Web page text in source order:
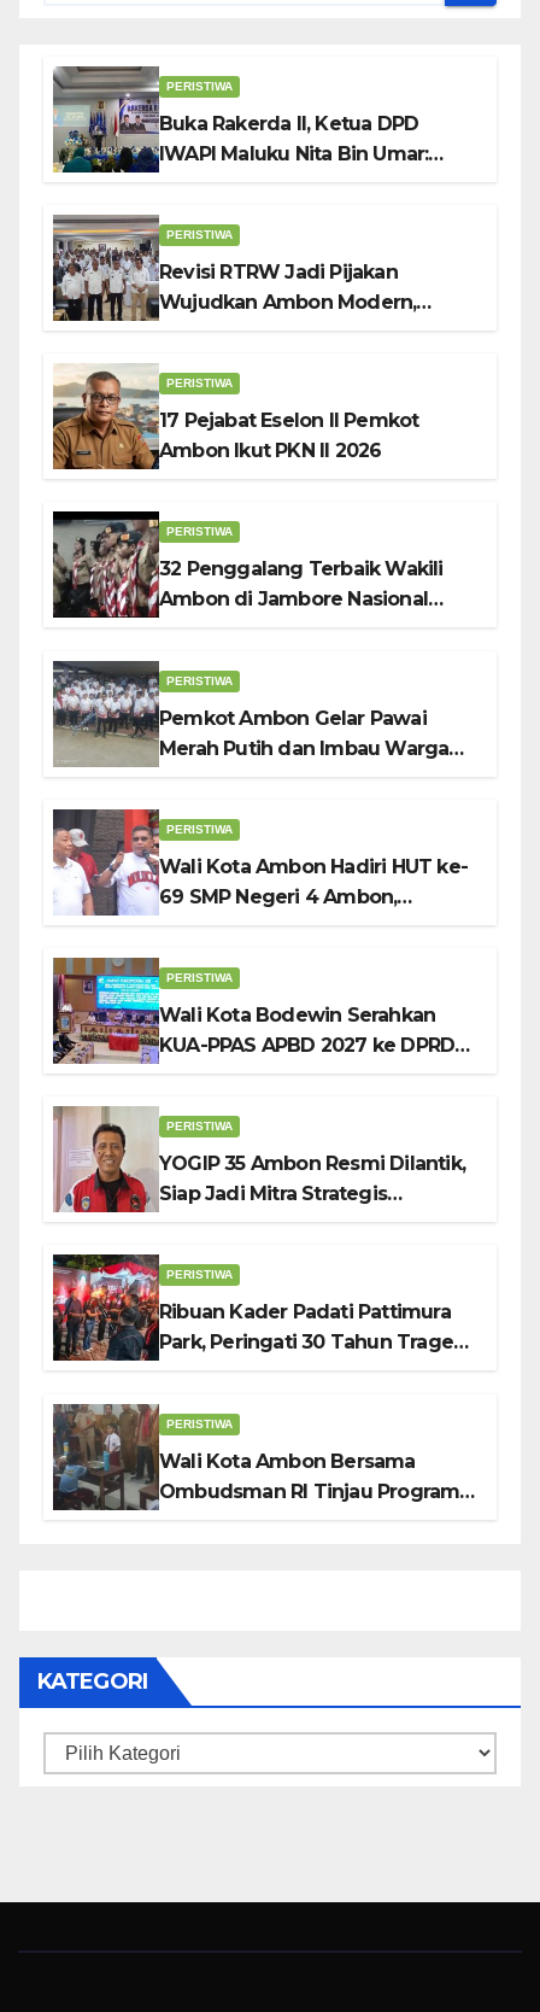
PERISTIWA
Buka Rakerda II, Ketua DPD
IWAPI Maluku Nita Bin Umar:
PERISTIWA
Revisi RTRW Jadi Pijakan
Wujudkan Ambon Modern,
PERISTIWA
17 Pejabat Eselon II Pemkot
Ambon Ikut PKN II 2026
PERISTIWA
32 Penggalang Terbaik Wakili
Ambon di Jambore Nasional
PERISTIWA
Pemkot Ambon Gelar Pawai
Merah Putih dan Imbau Warga
PERISTIWA
Wali Kota Ambon Hadiri HUT ke-
69 SMP Negeri 4 Ambon,
PERISTIWA
Wali Kota Bodewin Serahkan
KUA-PPAS APBD 2027 ke DPRD
PERISTIWA
YOGIP 35 Ambon Resmi Dilantik,
Siap Jadi Mitra Strategis
PERISTIWA
Ribuan Kader Padati Pattimura
Park, Peringati 30 Tahun Tragedi
PERISTIWA
Wali Kota Ambon Bersama
Ombudsman RI Tinjau Program
KATEGORI
Kategori